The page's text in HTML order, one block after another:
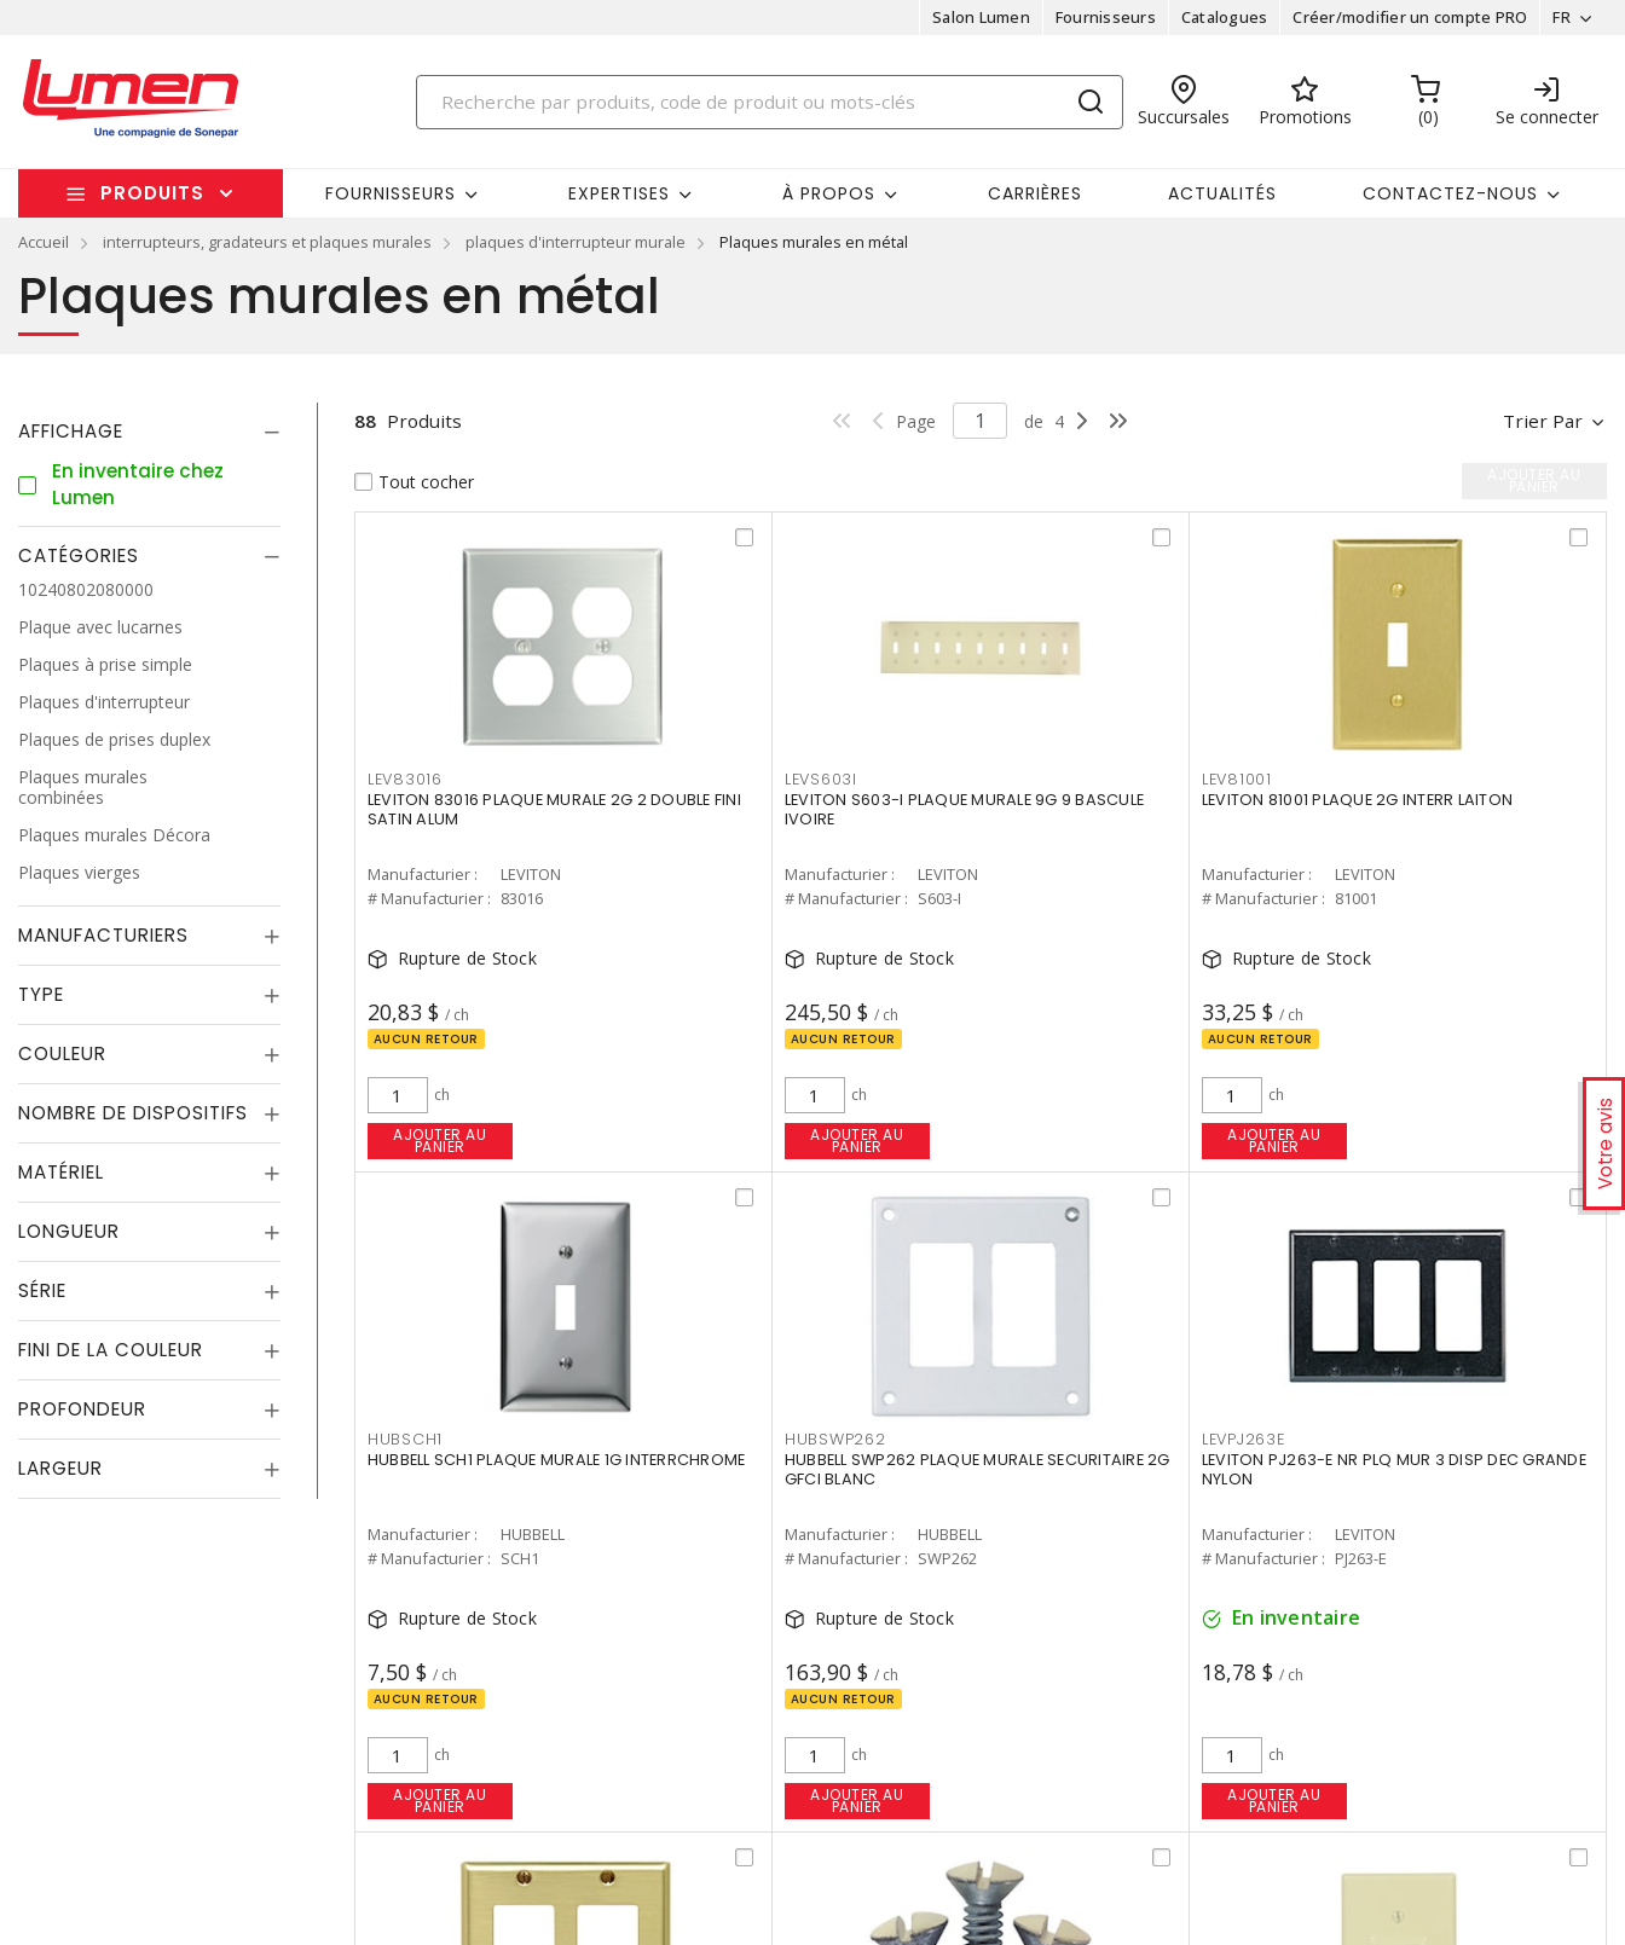
Salon Lumen Fournisseurs Catalogues Créer/modifier un compte PRO FR
Succursales Promotions 0 Se connecter
PRODUITS FOURNISSEURS EXPERTISES À PROPOS CARRIÈRES ACTUALITÉS CONTACTEZ-NOUS
Accueil interrupteurs, gradateurs et plaques murales plaques d'interrupteur murale Plaques murales en métal
Votre avis
Plaques murales en métal
AFFICHAGE
En inventaire chez
Lumen
CATÉGORIES
10240802080000
Plaque avec lucarnes
Plaques à prise simple
Plaques d'interrupteur
Plaques de prises duplex
Plaques murales
combinées
Plaques murales Décora
Plaques vierges
MANUFACTURIERS
TYPE
COULEUR
NOMBRE DE DISPOSITIFS
MATÉRIEL
LONGUEUR
SÉRIE
FINI DE LA COULEUR
PROFONDEUR
LARGEUR
Trier Par
88 Produits Page de 4
Tout cocher
LEV83016
LEVITON 83016 PLAQUE MURALE 2G 2 DOUBLE FINI
SATIN ALUM
Manufacturier :
LEVITON
# Manufacturier : 83016
Rupture de Stock
20,83 $ / ch
AUCUN RETOUR
ch
AJOUTER AU
PANIER
LEVS603I
LEVITON S603-I PLAQUE MURALE 9G 9 BASCULE
IVOIRE
Manufacturier :
LEVITON
# Manufacturier : S603-I
Rupture de Stock
245,50 $ / ch
AUCUN RETOUR
ch
AJOUTER AU
PANIER
LEV81001
LEVITON 81001 PLAQUE 2G INTERR LAITON
Manufacturier :
LEVITON
# Manufacturier : 81001
Rupture de Stock
33,25 $ / ch
AUCUN RETOUR
ch
AJOUTER AU
PANIER
HUBSCH1
HUBBELL SCH1 PLAQUE MURALE 1G INTERRCHROME
Manufacturier :
HUBBELL
# Manufacturier : SCH1
Rupture de Stock
7,50 $ / ch
AUCUN RETOUR
ch
AJOUTER AU
PANIER
HUBSWP262
HUBBELL SWP262 PLAQUE MURALE SECURITAIRE 2G
GFCI BLANC
Manufacturier :
HUBBELL
# Manufacturier : SWP262
Rupture de Stock
163,90 $ / ch
AUCUN RETOUR
ch
AJOUTER AU
PANIER
LEVPJ263E
LEVITON PJ263-E NR PLQ MUR 3 DISP DEC GRANDE
NYLON
Manufacturier :
LEVITON
# Manufacturier : PJ263-E
En inventaire
18,78 $ / ch
ch
AJOUTER AU
PANIER